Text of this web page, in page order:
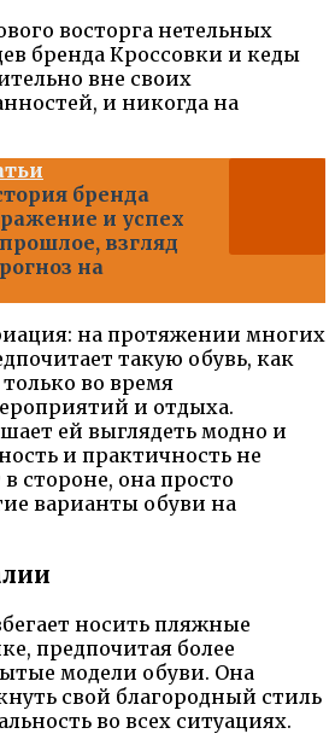
восторга нетельных
бренда Кроссовки и кеды
вне своих
и никогда на
бренда
и успех
взгляд
на
на протяжении многих
такую обувь, как
во время
и отдыха.
ей выглядеть модно и
и практичность не
стороне, она просто
варианты обуви на
носить пляжные
предпочитая более
модели обуви. Она
свой благородный стиль
во всех ситуациях.